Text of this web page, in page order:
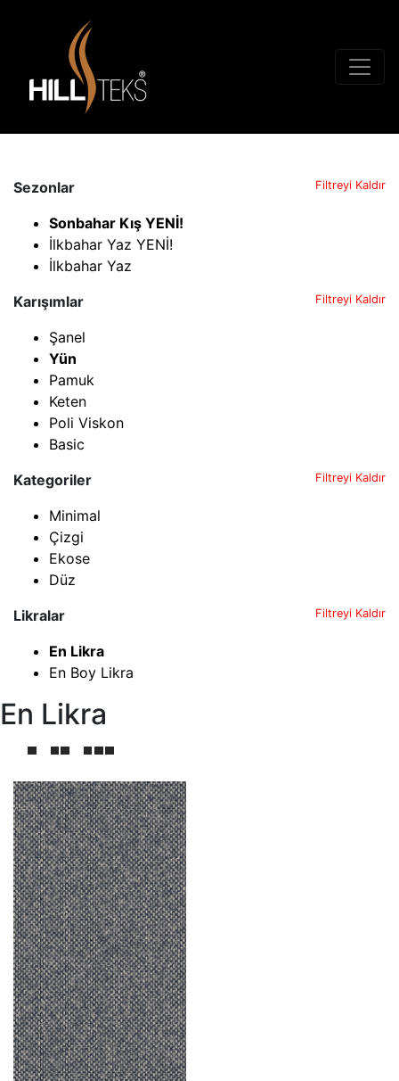
Sezonlar Filtreyi Kaldır
Sonbahar Kış YENİ!
İlkbahar Yaz YENİ!
İlkbahar Yaz
Karışımlar
Filtreyi Kaldır
Şanel
Yün
Pamuk
Keten
Poli Viskon
Basic
Kategoriler
Filtreyi Kaldır
Minimal
Çizgi
Ekose
Düz
Likralar
Filtreyi Kaldır
En Likra
En Boy Likra
En Likra